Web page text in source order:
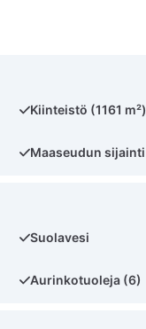
Kiinteistö (1161 m²)
Maaseudun sijainti
Suolavesi
Aurinkotuoleja (6)